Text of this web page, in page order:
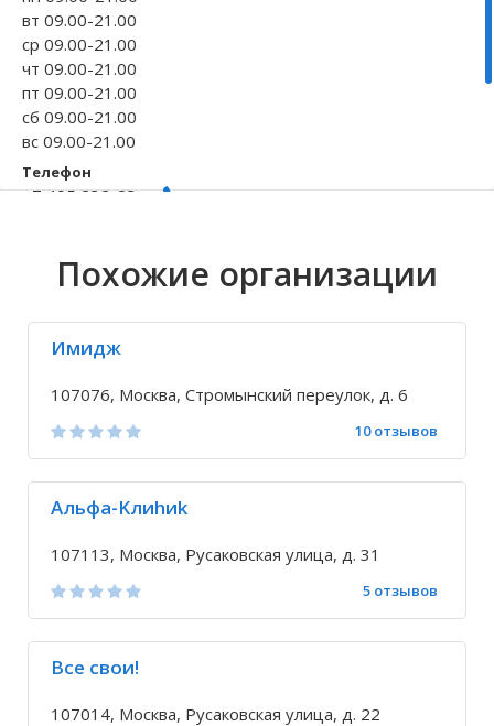
Волгоградская область
Кировоградская область
Восточно-Казахстанская область
вт 09.00-21.00
ср 09.00-21.00
чт 09.00-21.00
пт 09.00-21.00
сб 09.00-21.00
вс 09.00-21.00
Телефон
+7 495 232-23-...
Похожие организации
Имидж
107076, Москва, Стромынский переулок, д. 6
10 отзывов
Aльфa-Kлиhиk
107113, Москва, Русаковская улица, д. 31
5 отзывов
Все свои!
107014, Москва, Русаковская улица, д. 22